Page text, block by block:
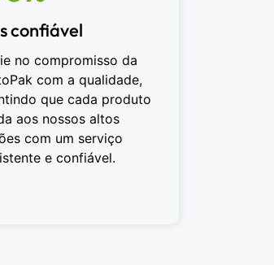
confiável
no compromisso da
com a qualidade,
que cada produto
aos nossos altos
com um serviço
e confiável.